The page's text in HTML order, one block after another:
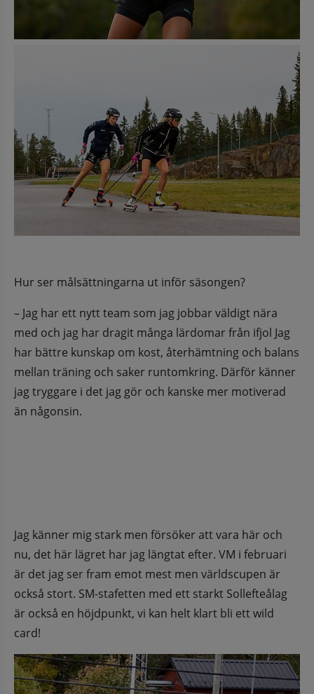
Hur ser målsättningarna ut inför säsongen?
– Jag har ett nytt team som jag jobbar väldigt nära
med och jag har dragit många lärdomar från ifjol Jag
har bättre kunskap om kost, återhämtning och balans
mellan träning och saker runtomkring. Därför känner
jag tryggare i det jag gör och kanske mer motiverad
än någonsin.
Jag känner mig stark men försöker att vara här och
nu, det här lägret har jag längtat efter. VM i februari
är det jag ser fram emot mest men världscupen är
också stort. SM-stafetten med ett starkt Sollefteålag
är också en höjdpunkt, vi kan helt klart bli ett wild
card!